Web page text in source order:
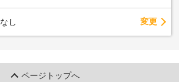
なし 変更
ページトップへ